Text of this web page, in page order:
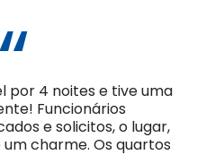
por 4 noites e tive uma
Funcionários
e solicitos, o lugar,
charme. Os quartos